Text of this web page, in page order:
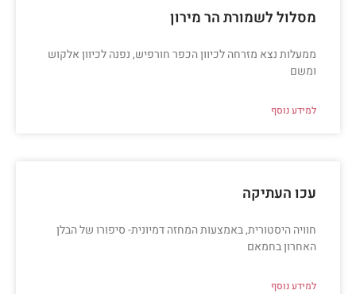
מסלול לשמורת הר מירון
ממעלות נצא מזרחה לכיוון הכפר חורפיש, נפנה לכיוון אלקוש
ומשם
למידע נוסף
עכו העתיקה
חוויה היסטורית, באמצעות המחזה דמיונית- סיפורו של הבלן
האחרון בחמאם
למידע נוסף